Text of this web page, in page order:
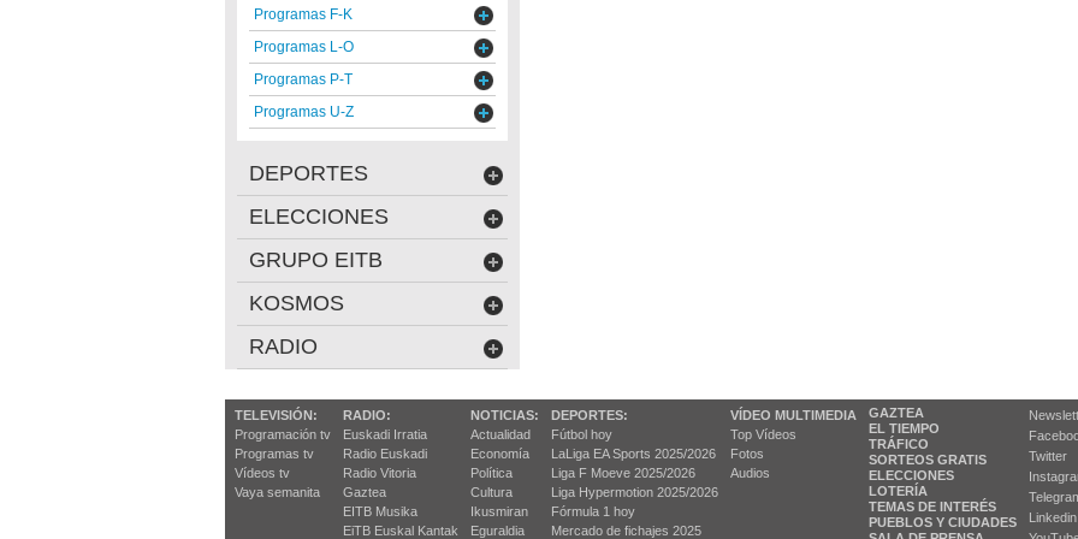
Programas F-K
Programas L-O
Programas P-T
Programas U-Z
DEPORTES
ELECCIONES
GRUPO EITB
KOSMOS
RADIO
TELEVISIÓN:
Programación tv
Programas tv
Vídeos tv
Vaya semanita
RADIO:
Euskadi Irratia
Radio Euskadi
Radio Vitoria
Gaztea
EITB Musika
EiTB Euskal Kantak
NOTICIAS:
Actualidad
Economía
Política
Cultura
Ikusmiran
Eguraldia
DEPORTES:
Fútbol hoy
LaLiga EA Sports 2025/2026
Liga F Moeve 2025/2026
Liga Hypermotion 2025/2026
Fórmula 1 hoy
Mercado de fichajes 2025
VÍDEO MULTIMEDIA
Top Vídeos
Fotos
Audios
GAZTEA
EL TIEMPO
TRÁFICO
SORTEOS GRATIS
ELECCIONES
LOTERÍA
TEMAS DE INTERÉS
PUEBLOS Y CIUDADES
Twitter
Linkedin